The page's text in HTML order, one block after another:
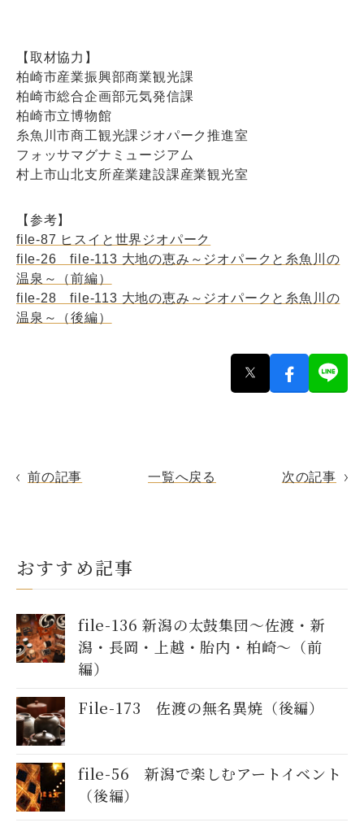
【取材協力】
柏崎市産業振興部商業観光課
柏崎市総合企画部元気発信課
柏崎市立博物館
糸魚川市商工観光課ジオパーク推進室
フォッサマグナミュージアム
村上市山北支所産業建設課産業観光室
【参考】
file-87 ヒスイと世界ジオパーク
file-26 file-113 大地の恵み～ジオパークと糸魚川の
温泉～（前編）
file-28 file-113 大地の恵み～ジオパークと糸魚川の
温泉～（後編）
前の記事 一覧へ戻る 次の記事
おすすめ記事
file-136 新潟の太鼓集団～佐渡・新
潟・長岡・上越・胎内・柏崎～（前
編）
File-173 佐渡の無名異焼（後編）
file-56 新潟で楽しむアートイベント
（後編）